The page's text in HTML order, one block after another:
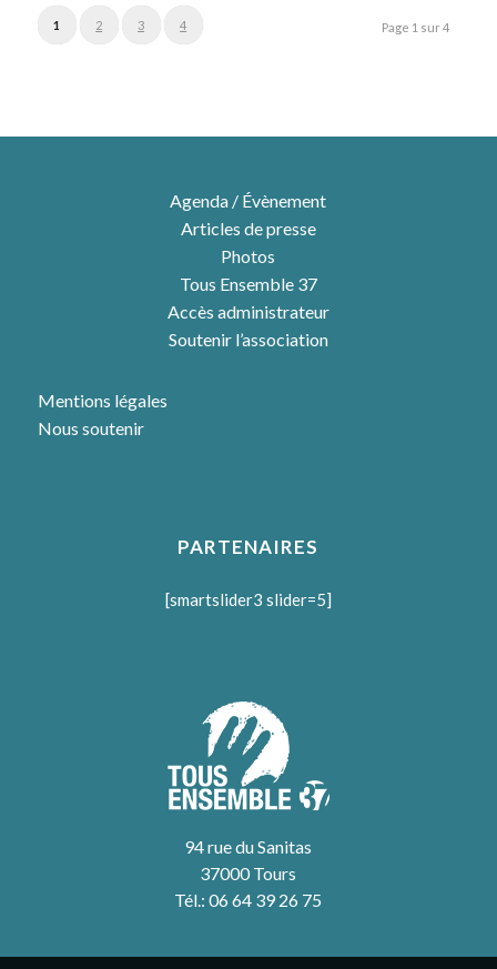
Page 1 sur 4
1 2 3 4
Agenda / Évènement
Articles de presse
Photos
Tous Ensemble 37
Accès administrateur
Soutenir l’association
Mentions légales
Nous soutenir
PARTENAIRES
[smartslider3 slider=5]
94 rue du Sanitas
37000 Tours
Tél.: 06 64 39 26 75